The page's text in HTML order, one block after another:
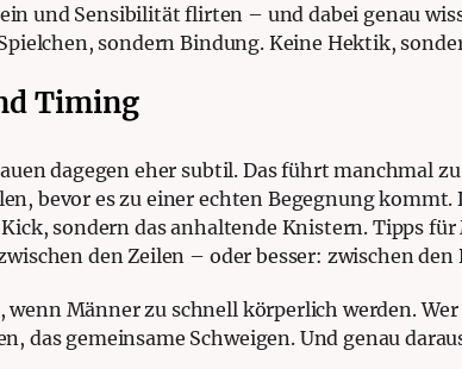
und Sensibilität flirten – und dabei genau
sondern Bindung. Keine Hektik,
Timing
dagegen eher subtil. Das führt manchmal
bevor es zu einer echten Begegnung
sondern das anhaltende Knistern. Tipps für
den Zeilen – oder besser: zwischen den
wenn Männer zu schnell körperlich werden.
das gemeinsame Schweigen. Und genau